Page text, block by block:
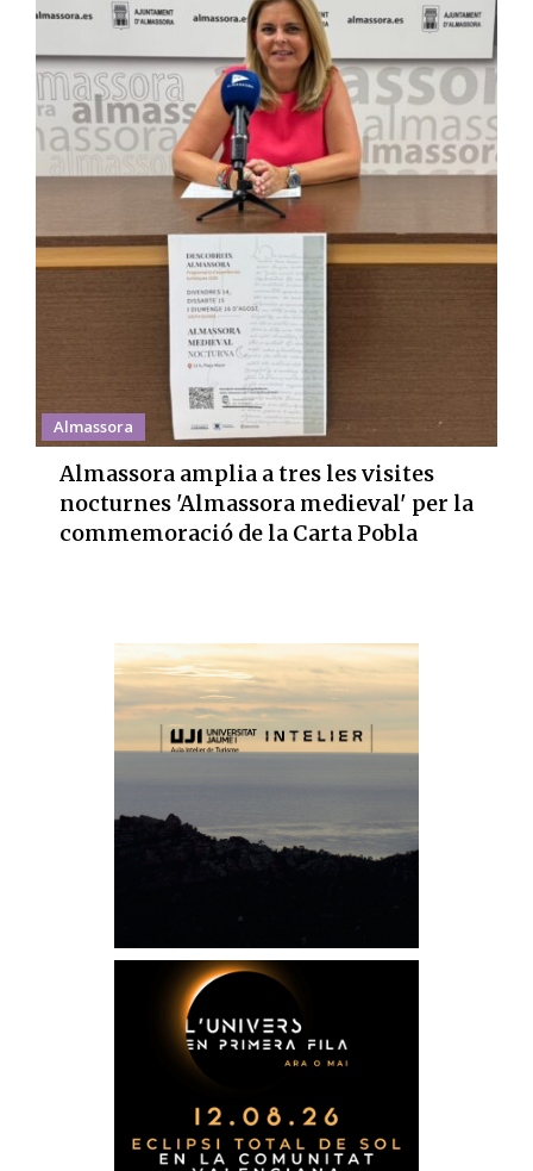
Almassora
Almassora amplia a tres les visites
nocturnes 'Almassora medieval' per la
commemoració de la Carta Pobla